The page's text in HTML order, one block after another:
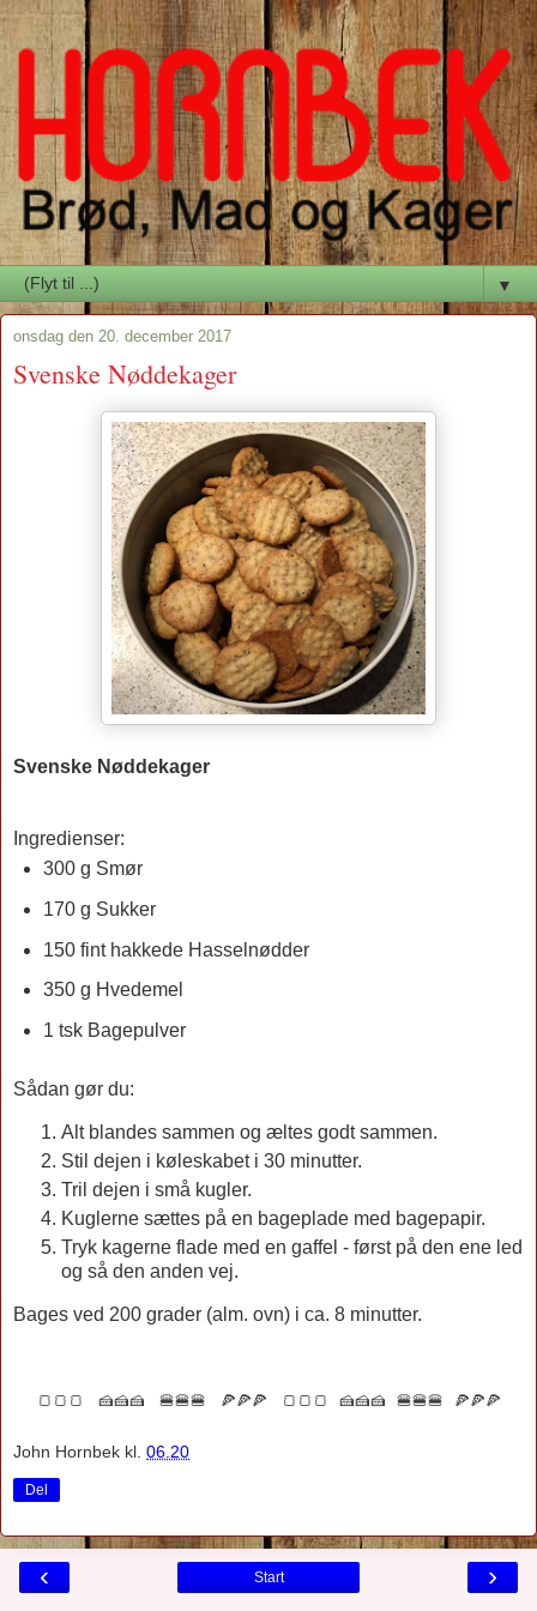
▼
onsdag den 20. december 2017
Svenske Nøddekager
Svenske Nøddekager
Ingredienser:
300 g Smør
170 g Sukker
150 fint hakkede Hasselnødder
350 g Hvedemel
1 tsk Bagepulver
Sådan gør du:
Alt blandes sammen og æltes godt sammen.
Stil dejen i køleskabet i 30 minutter.
Tril dejen i små kugler.
Kuglerne sættes på en bageplade med bagepapir.
Tryk kagerne flade med en gaffel - først på den ene led
og så den anden vej.
Bages ved 200 grader (alm. ovn) i ca. 8 minutter.
🍞🍞🍞 🍰🍰🍰 🍔🍔🍔 🍕🍕🍕 🍞🍞🍞 🍰🍰🍰 🍔🍔🍔 🍕🍕🍕
John Hornbek kl. 06.20
Del
‹ ›
Start